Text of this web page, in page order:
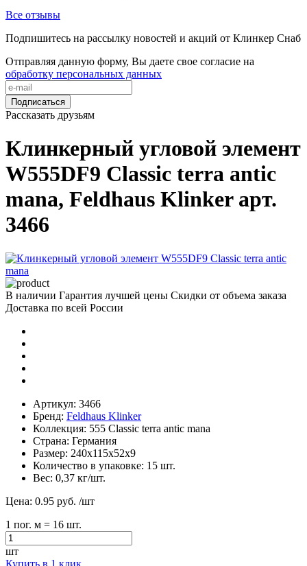
Все отзывы
Подпишитесь на рассылку новостей и акций от Клинкер Снаб
Отправляя данную форму, Вы даете свое согласие на
обработку персональных данных
Подписаться
Рассказать друзьям
Клинкерный угловой элемент
W555DF9 Classic terra antic
mana, Feldhaus Klinker арт.
3466
В наличии Гарантия лучшей цены Скидки от объема заказа
Доставка по всей России
Артикул: 3466
Бренд: Feldhaus Klinker
Коллекция: 555 Classic terra antic mana
Страна: Германия
Размер: 240х115х52х9
Количество в упаковке: 15 шт.
Вес: 0,37 кг/шт.
Цена: 0.95 руб. /шт
1 пог. м = 16 шт.
шт
Купить в 1 клик